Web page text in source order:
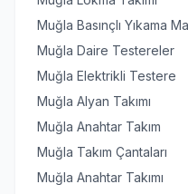
Muğla Basınçlı Yıkama
Muğla Daire Testereler
Muğla Elektrikli Testere
Muğla Alyan Takımı
Muğla Anahtar Takım
Muğla Takım Çantaları
Muğla Anahtar Takımı